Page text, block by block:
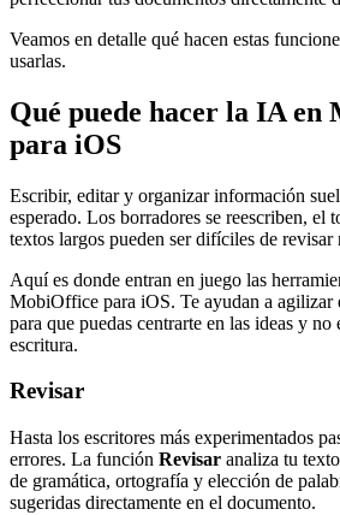
Veamos en detalle qué hacen estas
usarlas.
Qué puede hacer la IA en
para iOS
Escribir, editar y organizar información
esperado. Los borradores se reescriben, el
textos largos pueden ser difíciles de revisar
Aquí es donde entran en juego las
MobiOffice para iOS. Te ayudan a agilizar
para que puedas centrarte en las ideas y no
escritura.
Revisar
Hasta los escritores más experimentados
errores. La función Revisar analiza tu
de gramática, ortografía y elección de
sugeridas directamente en el documento.